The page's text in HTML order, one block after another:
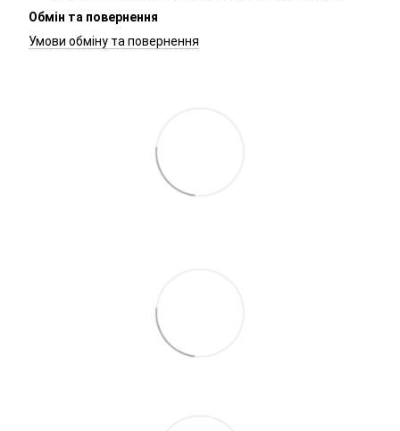
Обмін та повернення
Умови обміну та повернення